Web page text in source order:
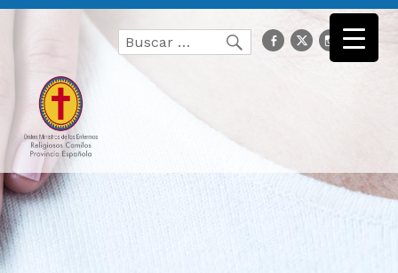
Buscar
por:
Buscarfacebook
Twitter